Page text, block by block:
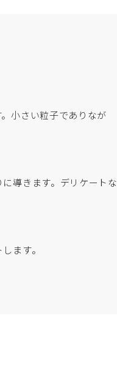
小さい粒子でありなが
導きます。デリケートな
ます。